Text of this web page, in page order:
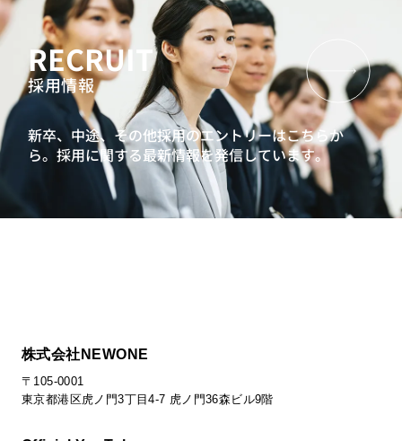
RECRUIT
採用情報
新卒、中途、その他採用のエントリーはこちらか
ら。採用に関する最新情報を発信しています。
株式会社NEWONE
〒105-0001
東京都港区虎ノ門3丁目4-7 虎ノ門36森ビル9階